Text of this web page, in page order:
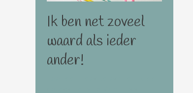
Ik ben net zoveel
waard als ieder
ander!